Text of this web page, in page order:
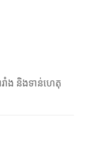
រាំង និងទាន់ហេតុ